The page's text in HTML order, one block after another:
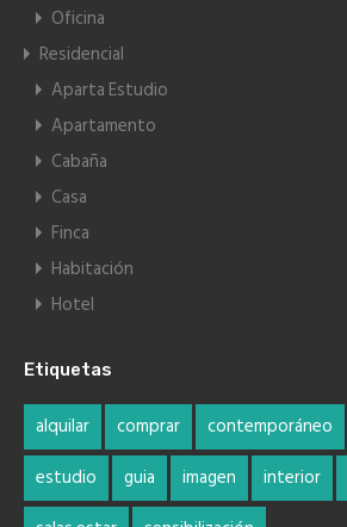
Oficina
Residencial
Aparta Estudio
Apartamento
Cabaña
Casa
Finca
Habitación
Hotel
Etiquetas
alquilar comprar contemporáneo
estudio
guia imagen interior